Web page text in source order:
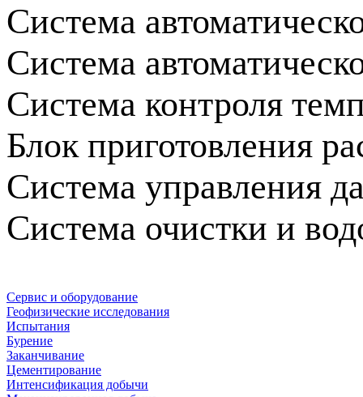
Система
Система
Система контроля
Блок приготовления
Система управления
Система очистки и
Сервис и оборудование
Геофизические исследования
Испытания
Бурение
Заканчивание
Цементирование
Интенсификация добычи